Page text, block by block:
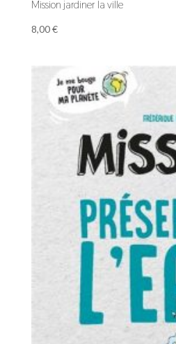
Mission jardiner la ville
8,00€